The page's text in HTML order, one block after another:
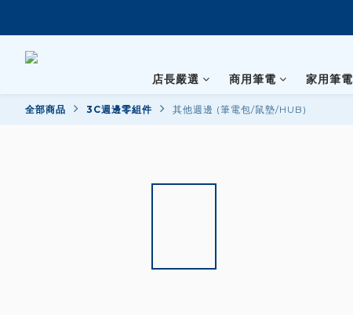
店長嚴選
商用筆電 家用筆電
全部商品 3C週邊零組件 其他週邊 (筆電包/鼠墊/HUB)